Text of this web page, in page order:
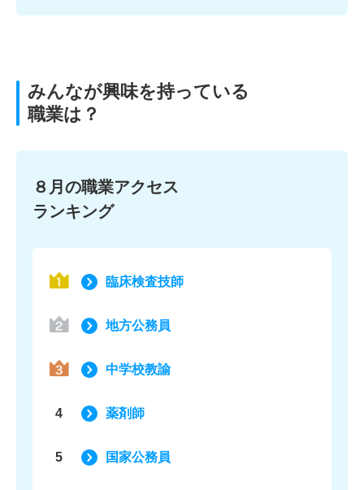
みんなが興味を持っている
職業は？
８月の職業アクセス
ランキング
臨床検査技師
地方公務員
中学校教諭
4 薬剤師
5 国家公務員